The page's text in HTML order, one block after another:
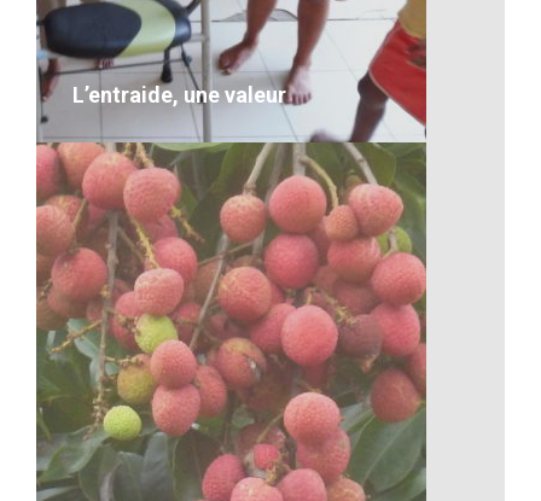
VOIR LE DÉTAIL
L’entraide, une valeur
L’entraide, une valeur